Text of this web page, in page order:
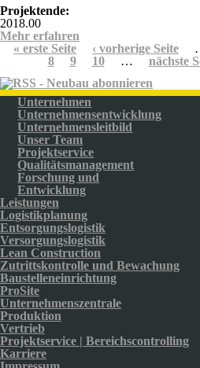
Projektende:
2018.00
Mehr erfahren
Seiten
« erste Seite ‹ vorherige Seite
8
9 10 … nächste
Unternehmen
Unternehmensentwicklung
Unternehmensleitbild
Unser Team
Projektservice
Qualitätsmanagement
Forschung und
Entwicklung
Leistungen
Logistikplanung
Entsorgungslogistik
Versorgungslogistik
Lean Construction
Zutrittskontrolle und Bewachung
Baustelleneinrichtung
ProSite
Unternehmenszentrale
Produktion
Vertrieb
Projektservice | Bereichscontrolling
Karriere